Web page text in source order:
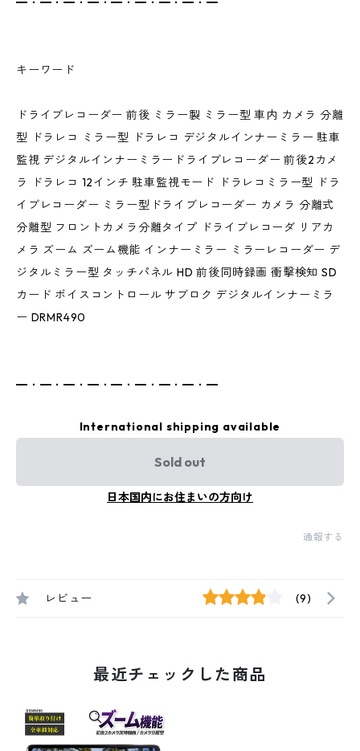
キーワード
ドライブレコーダー 前後 ミラー製 ミラー型 車内 カメラ 分離
型 ドラレコ ミラー型 ドラレコ デジタルインナーミラー 駐車
監視 デジタルインナーミラードライブレコーダー 前後2カメ
ラ ドラレコ 12インチ 駐車監視モード ドラレコミラー型 ドラ
イブレコーダー ミラー型ドライブレコーダー カメラ 分離式
分離型 フロントカメラ分離タイプ ドライブレコーダ リアカ
メラ ズーム ズーム機能 インナーミラー ミラーレコーダー デ
ジタルミラー型 タッチパネル HD 前後同時録画 衝撃検知 SD
カード ボイスコントロール サブロク デジタルインナーミラ
ー DRMR490
━・━・━・━・━・━・━・━・━
International shipping available
Sold out
日本国内にお住まいの方向け
通報する
レビュー (9)
最近チェックした商品